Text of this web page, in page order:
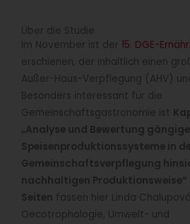
Über die Studie
Im November ist der 15. DGE-
erschienen, der inhaltlich einen
Außer-Haus-Verpflegung (AHV)
Besonders interessant für die
Gemeinschaftsgastronomie ist
„Analyse und Bewertung
Speisenproduktionssysteme in
Gemeinschaftsverpflegung
nachhaltigen Produktionsweise“
Seiten fassen hier Linda
Oecotrophologie, Umwelt- und